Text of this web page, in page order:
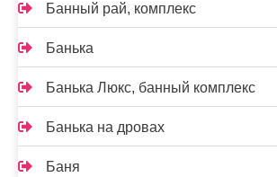
Банный рай, комплекс
Банька
Банька Люкс, банный комплекс
Банька на дровах
Баня